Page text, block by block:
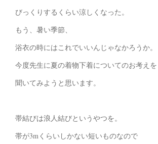
びっくりするくらい涼しくなった。
もう、暑い季節、
浴衣の時にはこれでいいんじゃなかろうか。
今度先生に夏の着物下着についてのお考えを
聞いてみようと思います。
帯結びは浪人結びというやつを。
帯が3mくらいしかない短いものなので